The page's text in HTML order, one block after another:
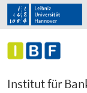
Institut für